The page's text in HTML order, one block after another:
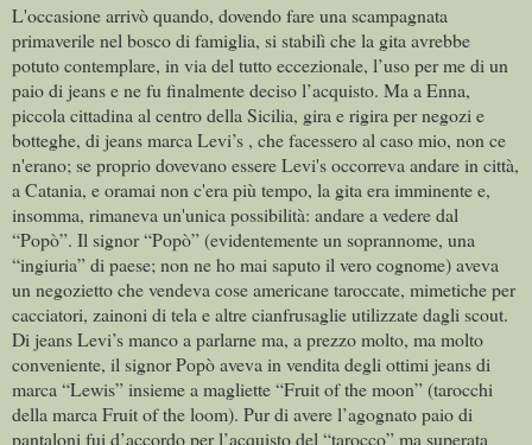
L'occasione arrivò quando, dovendo fare una scampagnata
primaverile nel bosco di famiglia, si stabilì che la gita avrebbe
potuto contemplare, in via del tutto eccezionale, l’uso per me di un
paio di jeans e ne fu finalmente deciso l’acquisto. Ma a Enna,
piccola cittadina al centro della Sicilia, gira e rigira per negozi e
botteghe, di jeans marca Levi’s , che facessero al caso mio, non ce
n'erano; se proprio dovevano essere Levi's occorreva andare in città,
a Catania, e oramai non c'era più tempo, la gita era imminente e,
insomma, rimaneva un'unica possibilità: andare a vedere dal
“Popò”. Il signor “Popò” (evidentemente un soprannome, una
“ingiuria” di paese; non ne ho mai saputo il vero cognome) aveva
un negozietto che vendeva cose americane taroccate, mimetiche per
cacciatori, zainoni di tela e altre cianfrusaglie utilizzate dagli scout.
Di jeans Levi’s manco a parlarne ma, a prezzo molto, ma molto
conveniente, il signor Popò aveva in vendita degli ottimi jeans di
marca “Lewis” insieme a magliette “Fruit of the moon” (tarocchi
della marca Fruit of the loom). Pur di avere l’agognato paio di
pantaloni fui d’accordo per l’acquisto del “tarocco” ma superata